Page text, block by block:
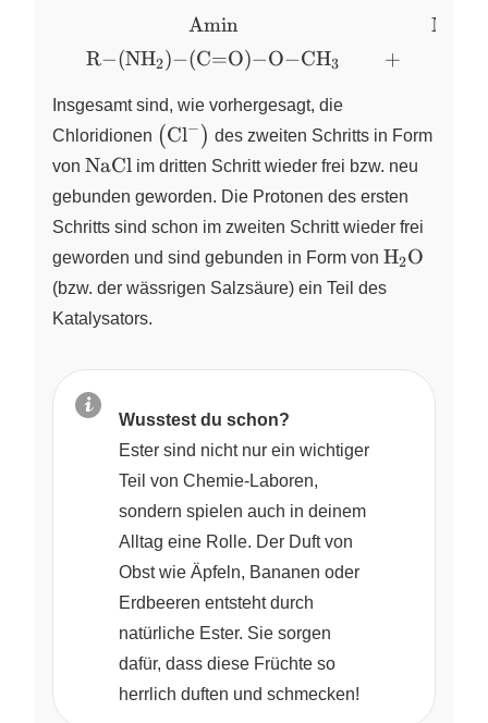
\text{Natriumhydroxid}
& & & \\[4pt] \ce{R-
(NH3^{+}Cl^{-})-
(C=O)-O-CH3} & + &
\ce{NaOH} &
\longrightarrow & & \\
[8pt] \text{Amin} & &
\text{Natriumchlorid}
& & \text{Wasser} & \\
[4pt] \ce{R-(NH2)-
(C=O)-O-CH3} & + &
\ce{NaCl} & + &
\ce{H2O} &
Amin
R−(NHX
2)−(C=O)−O−CHX
3 +
Insgesamt sind, wie vorhergesagt, die
Chloridionen \left( \ce{Cl-} \right)
(ClX
− ) des zweiten Schritts in Form
von \ce{NaCl}
NaCl im dritten Schritt wieder frei bzw. neu
gebunden geworden. Die Protonen des ersten
Schritts sind schon im zweiten Schritt wieder frei
geworden und sind gebunden in Form von \ce{H2O}
HX
2O
(bzw. der wässrigen Salzsäure) ein Teil des
Katalysators.
Wusstest du schon?
Ester sind nicht nur ein wichtiger
Teil von Chemie-Laboren,
sondern spielen auch in deinem
Alltag eine Rolle. Der Duft von
Obst wie Äpfeln, Bananen oder
Erdbeeren entsteht durch
natürliche Ester. Sie sorgen
dafür, dass diese Früchte so
herrlich duften und schmecken!